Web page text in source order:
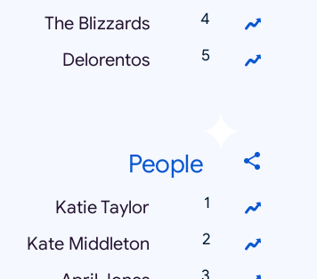
The Blizzards
Delorentos
People
Katie Taylor
Kate Middleton